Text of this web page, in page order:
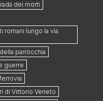
dei morti
romani lungo la via
parrocchia
guerre
di Vittorio Veneto